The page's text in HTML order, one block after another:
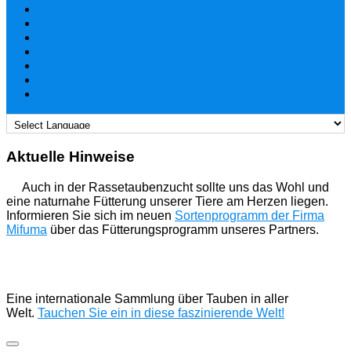
Aktuelle Hinweise
Auch in der Rassetaubenzucht sollte uns das Wohl und
eine naturnahe Fütterung unserer Tiere am Herzen liegen.
Informieren Sie sich im neuen Sortenprogramm der Firma
Mifuma über das Fütterungsprogramm unseres Partners.
Eine internationale Sammlung über Tauben in aller
Welt. Tauchen Sie ein in diese faszinierende Welt!